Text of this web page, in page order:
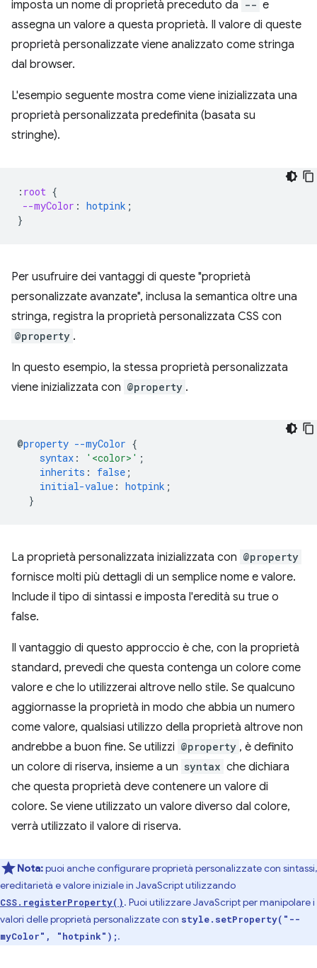
imposta un nome di proprietà preceduto da -- e
assegna un valore a questa proprietà. Il valore di queste
proprietà personalizzate viene analizzato come stringa
dal browser.
L'esempio seguente mostra come viene inizializzata una
proprietà personalizzata predefinita (basata su
stringhe).
: root {
--myColor : hotpink ;
}
Per usufruire dei vantaggi di queste "proprietà
personalizzate avanzate", inclusa la semantica oltre una
stringa, registra la proprietà personalizzata CSS con
@property .
In questo esempio, la stessa proprietà personalizzata
viene inizializzata con @property .
@property --myColor {
syntax : '<color>' ;
inherits : false ;
initial-value : hotpink ;
}
La proprietà personalizzata inizializzata con @property
fornisce molti più dettagli di un semplice nome e valore.
Include il tipo di sintassi e imposta l'eredità su true o
false.
Il vantaggio di questo approccio è che, con la proprietà
standard, prevedi che questa contenga un colore come
valore e che lo utilizzerai altrove nello stile. Se qualcuno
aggiornasse la proprietà in modo che abbia un numero
come valore, qualsiasi utilizzo della proprietà altrove non
andrebbe a buon fine. Se utilizzi @property , è definito
un colore di riserva, insieme a un syntax che dichiara
che questa proprietà deve contenere un valore di
colore. Se viene utilizzato un valore diverso dal colore,
verrà utilizzato il valore di riserva.
Nota:puoi anche configurare proprietà personalizzate con sintassi,
ereditarietà e valore iniziale in JavaScript utilizzando
CSS.registerProperty(). Puoi utilizzare JavaScript per manipolare i
valori delle proprietà personalizzate con style.setProperty("--
myColor", "hotpink");.